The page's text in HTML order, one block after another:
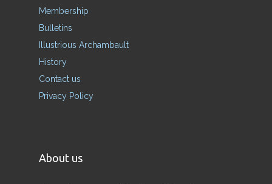
Membership
Bulletins
Illustrious Archambault
History
Contact us
Privacy Policy
About us